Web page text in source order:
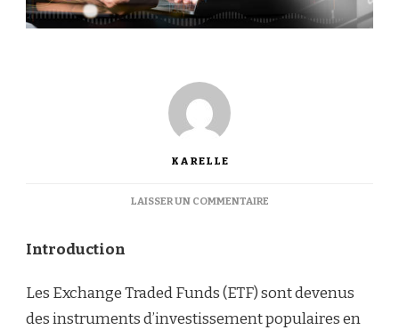
KARELLE
LAISSER UN COMMENTAIRESUR
LES
ETF
Introduction
Les Exchange Traded Funds (ETF) sont devenus
des instruments d’investissement populaires en